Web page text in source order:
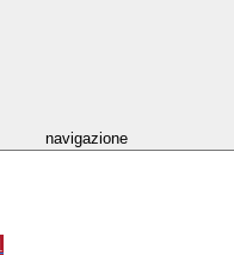
navigazione